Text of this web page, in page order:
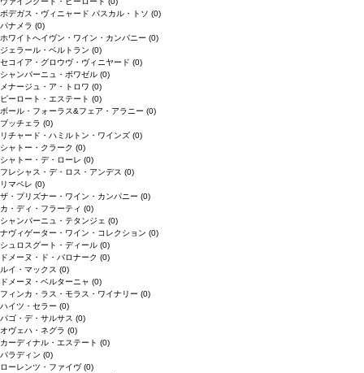
ボデガス・ヴィニャード パスカル・トソ (0)
パナメラ (0)
ホワイトへイヴン・ワイン・カンパニー (0)
ジェラール・ベルトラン (0)
セコイア・グロウヴ・ヴィニヤード (0)
シャンパーニュ・ボワゼル (0)
メナージュ・ア・トロワ (0)
ピーロート・エステート (0)
ボール・フォーラス&フェア・アラニー (0)
ブッチェラ (0)
リチャード・ハミルトン・ワインズ (0)
シャトー・クラーク (0)
シャトー・デ・ローレ (0)
フレシャス・デ・ロス・アンデス (0)
リマペレ (0)
ザ・プリズナー・ワイン・カンパニー (0)
カ・ディ・フラーティ (0)
シャンパーニュ・テタンジェ (0)
ナヴィゲーター・ワイン・コレクション (0)
シュロスグート・ディール (0)
ドメーヌ・ド・バロナーク (0)
ルイ・マックス (0)
ドメーヌ・ベルターニャ (0)
フィンカ・ラス・モラス・ワイナリー (0)
ハイツ・セラー (0)
パゴ・デ・サルサス (0)
オヴェハ・ネグラ (0)
カーディナル・エステート (0)
パラディン (0)
ローレンツ・ファイヴ(0)